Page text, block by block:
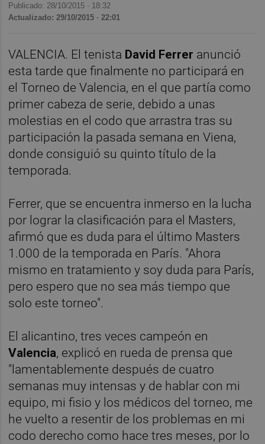
Publicado: 28/10/2015 · 18:32
Actualizado: 29/10/2015 · 22:01
VALENCIA. El tenista David Ferrer anunció
esta tarde que finalmente no participará en
el Torneo de Valencia, en el que partía como
primer cabeza de serie, debido a unas
molestias en el codo que arrastra tras su
participación la pasada semana en Viena,
donde consiguió su quinto título de la
temporada.
Ferrer, que se encuentra inmerso en la lucha
por lograr la clasificación para el Masters,
afirmó que es duda para el último Masters
1.000 de la temporada en París. "Ahora
mismo en tratamiento y soy duda para París,
pero espero que no sea más tiempo que
solo este torneo".
El alicantino, tres veces campeón en
Valencia, explicó en rueda de prensa que
"lamentablemente después de cuatro
semanas muy intensas y de hablar con mi
equipo, mi fisio y los médicos del torneo, me
he vuelto a resentir de los problemas en mi
codo derecho como hace tres meses, por lo